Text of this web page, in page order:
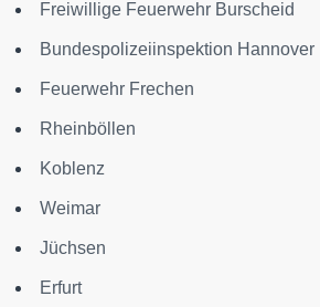
Freiwillige Feuerwehr Burscheid
Bundespolizeiinspektion Hannover
Feuerwehr Frechen
Rheinböllen
Koblenz
Weimar
Jüchsen
Erfurt